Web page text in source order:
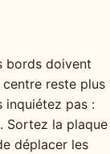
bords doivent
reste plus
inquiétez pas :
Sortez la plaque
déplacer les